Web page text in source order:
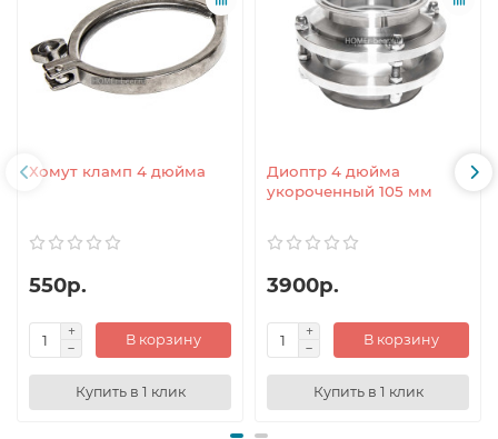
Хомут кламп 4 дюйма
550р.
В корзину
Купить в 1 клик
Диоптр 4 дюйма
укороченный 105 мм
3900р.
В корзину
Купить в 1 клик